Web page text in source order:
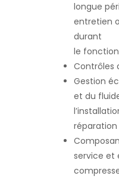
longue
entretien
durant
le
Contrôles
Gestion
et du
service et